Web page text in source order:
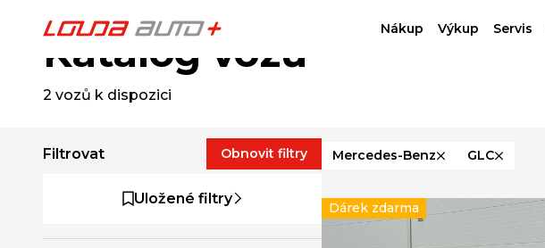
Nákup Výkup Servis
Katalog vozů
2 vozů k dispozici
Filtrovat Obnovit filtry
Uložené filtry
Mercedes-Benz GLC
Dárek zdarma